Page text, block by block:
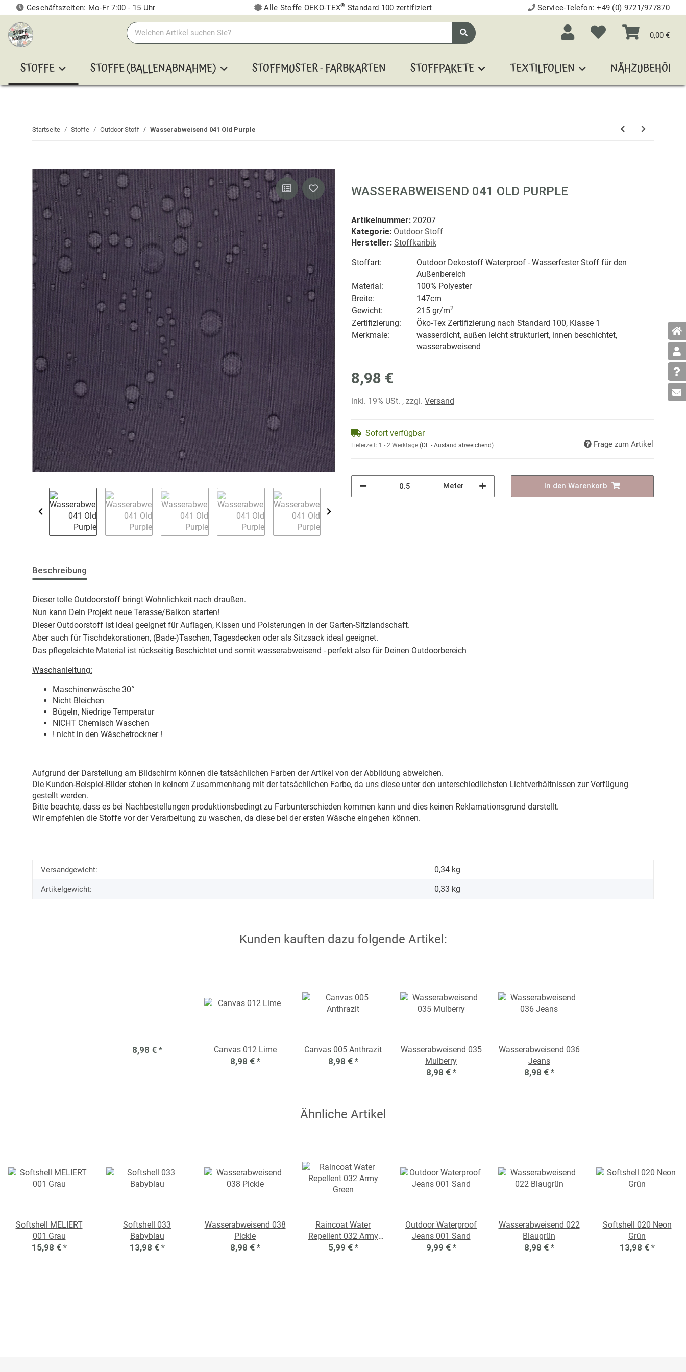
Geschäftszeiten: Mo-Fr 7:00 - 15 Uhr Alle Stoffe OEKO-TEX® Standard 100 zertifiziert Service-Telefon:+49 (0) 9721/977870
0,00 €
STOFFE STOFFE (BALLENABNAHME) STOFFMUSTER - FARBKARTEN STOFFPAKETE TEXTILFOLIEN NÄHZUBEHÖR
Startseite Stoffe Outdoor Stoff Wasserabweisend 041 Old Purple
WASSERABWEISEND 041 OLD PURPLE
Artikelnummer: 20207
Kategorie: Outdoor Stoff
Hersteller: Stoffkaribik
Stoffart:
Outdoor Dekostoff Waterproof - Wasserfester Stoff für den
Außenbereich
Material:
100% Polyester
Breite:
147cm
Gewicht:
215 gr/m2
Zertifizierung:
Öko-Tex Zertifizierung nach Standard 100, Klasse 1
Merkmale:
wasserdicht, außen leicht strukturiert, innen beschichtet,
wasserabweisend
8,98 €
inkl. 19% USt. , zzgl. Versand
Sofort verfügbar
Lieferzeit: 1 - 2 Werktage (DE - Ausland abweichend) Frage zum Artikel
Meter In den Warenkorb
Beschreibung
Dieser tolle Outdoorstoff bringt Wohnlichkeit nach draußen.
Nun kann Dein Projekt neue Terasse/Balkon starten!
Dieser Outdoorstoff ist ideal geeignet für Auflagen, Kissen und Polsterungen in der Garten-Sitzlandschaft.
Aber auch für Tischdekorationen, (Bade-)Taschen, Tagesdecken oder als Sitzsack ideal geeignet.
Das pflegeleichte Material ist rückseitig Beschichtet und somit wasserabweisend - perfekt also für Deinen Outdoorbereich
Waschanleitung:
Maschinenwäsche 30°
Nicht Bleichen
Bügeln, Niedrige Temperatur
NICHT Chemisch Waschen
! nicht in den Wäschetrockner !
Aufgrund der Darstellung am Bildschirm können die tatsächlichen Farben der Artikel von der Abbildung abweichen.
Die Kunden-Beispiel-Bilder stehen in keinem Zusammenhang mit der tatsächlichen Farbe, da uns diese unter den unterschiedlichsten Lichtverhältnissen zur Verfügung
gestellt werden.
Bitte beachte, dass es bei Nachbestellungen produktionsbedingt zu Farbunterschieden kommen kann und dies keinen Reklamationsgrund darstellt.
Wir empfehlen die Stoffe vor der Verarbeitung zu waschen, da diese bei der ersten Wäsche eingehen können.
Versandgewicht: 0,34 kg
Artikelgewicht: 0,33 kg
Kunden kauften dazu folgende Artikel:
8,98 € * Canvas 012 Lime
8,98 € *
Canvas 005 Anthrazit
8,98 € *
Wasserabweisend 035
Mulberry
8,98 € *
Wasserabweisend 036
Jeans
8,98 € *
Ähnliche Artikel
Softshell MELIERT
001 Grau
15,98 € *
Softshell 033
Babyblau
13,98 € *
Wasserabweisend 038
Pickle
8,98 € *
Raincoat Water
Repellent 032 Army
Green
5,99 € *
Outdoor Waterproof
Jeans 001 Sand
9,99 € *
Wasserabweisend 022
Blaugrün
8,98 € *
Softshell 020 Neon
Grün
13,98 € *